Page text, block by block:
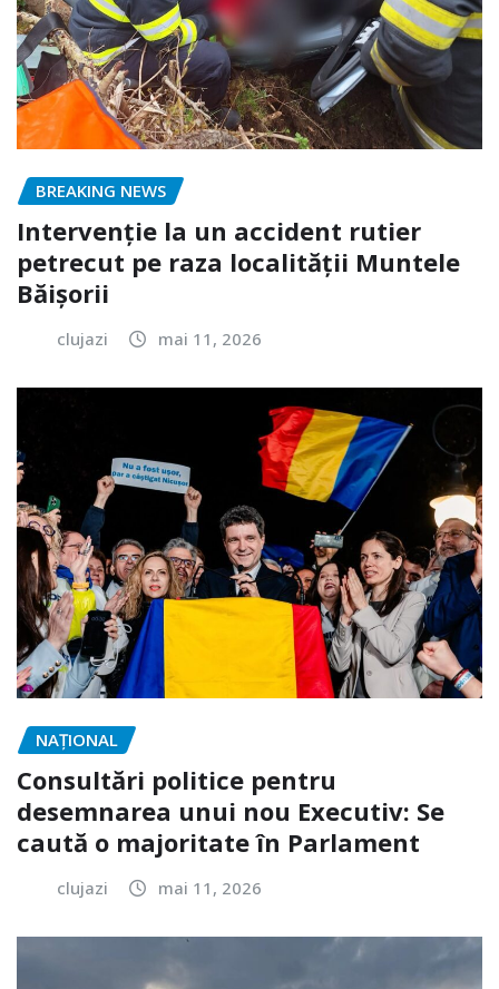
BREAKING NEWS
Intervenție la un accident rutier
petrecut pe raza localității Muntele
Băișorii
clujazi mai 11, 2026
NAŢIONAL
Consultări politice pentru
desemnarea unui nou Executiv: Se
caută o majoritate în Parlament
clujazi mai 11, 2026